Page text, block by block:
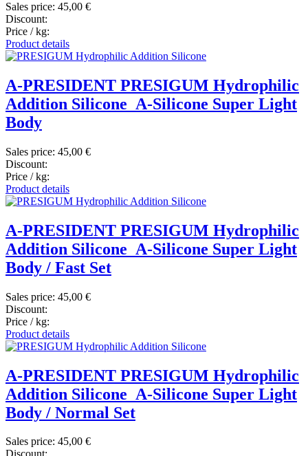
Sales price: 45,00 €
Discount:
Price / kg:
Product details
A-PRESIDENT PRESIGUM Hydrophilic
Addition Silicone_A-Silicone Super Light
Body
Sales price: 45,00 €
Discount:
Price / kg:
Product details
A-PRESIDENT PRESIGUM Hydrophilic
Addition Silicone_A-Silicone Super Light
Body / Fast Set
Sales price: 45,00 €
Discount:
Price / kg:
Product details
A-PRESIDENT PRESIGUM Hydrophilic
Addition Silicone_A-Silicone Super Light
Body / Normal Set
Sales price: 45,00 €